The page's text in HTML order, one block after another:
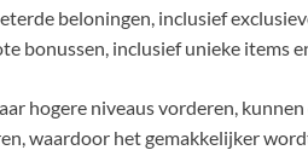
beloningen, inclusief
bonussen, inclusief unieke items
hogere niveaus vorderen,
waardoor het gemakkelijker